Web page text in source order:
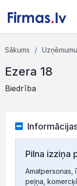
Sākums
Ezera 18
Biedrība
Pilna izziņa
Amatpersonas,
peļņa,